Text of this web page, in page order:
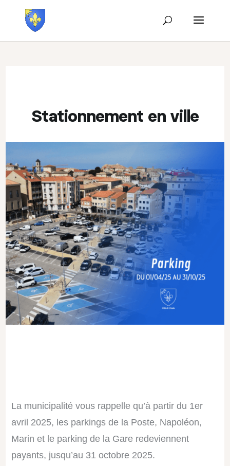
Stationnement en ville
La municipalité vous rappelle qu’à partir du 1er
avril 2025, les parkings de la Poste, Napoléon,
Marin et le parking de la Gare redeviennent
payants, jusqu’au 31 octobre 2025.